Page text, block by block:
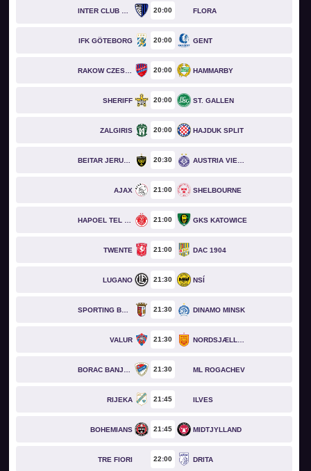
20 00 FLORA
IFK GÖTEBORG 20 00 GENT
RAKOW CZESTOCHOWA 20 00 HAMMARBY
SHERIFF 20 00 ST. GALLEN
ZALGIRIS 20 00 HAJDUK SPLIT
BEITAR JERUSALEM 20 30
AJAX 21 00 SHELBOURNE
21 00 GKS KATOWICE
TWENTE 21 00 DAC 1904
LUGANO 21 30 NSÍ
SPORTING BRAGA 21 30 DINAMO MINSK
VALUR 21 30
21 30 ML ROGACHEV
RIJEKA 21 45 ILVES
BOHEMIANS 21 45 MIDTJYLLAND
TRE FIORI 22 00 DRITA